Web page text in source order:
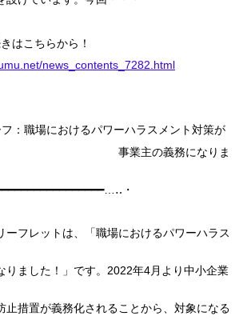
はこちらから！
news_contents_7282.html
：職場におけるパワーハラスメント対策が
主の義務になりま
・
フレットは、「職場におけるパワーハラス
ました！」です。 2022年4月より中小企業
止措置が義務化されることから、対象になる